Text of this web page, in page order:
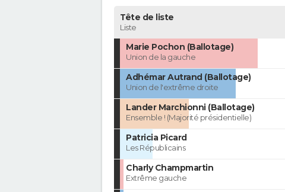
Tête de liste
Liste
Marie Pochon (Ballotage)
Union de la gauche
Adhémar Autrand (Ballotage)
Union de l'extrême droite
Lander Marchionni (Ballotage)
Ensemble ! (Majorité présidentielle)
Patricia Picard
Les Républicains
Charly Champmartin
Extrême gauche